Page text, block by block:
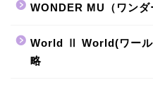
WONDER MU（ワンダ
World Ⅱ World(ワール
略